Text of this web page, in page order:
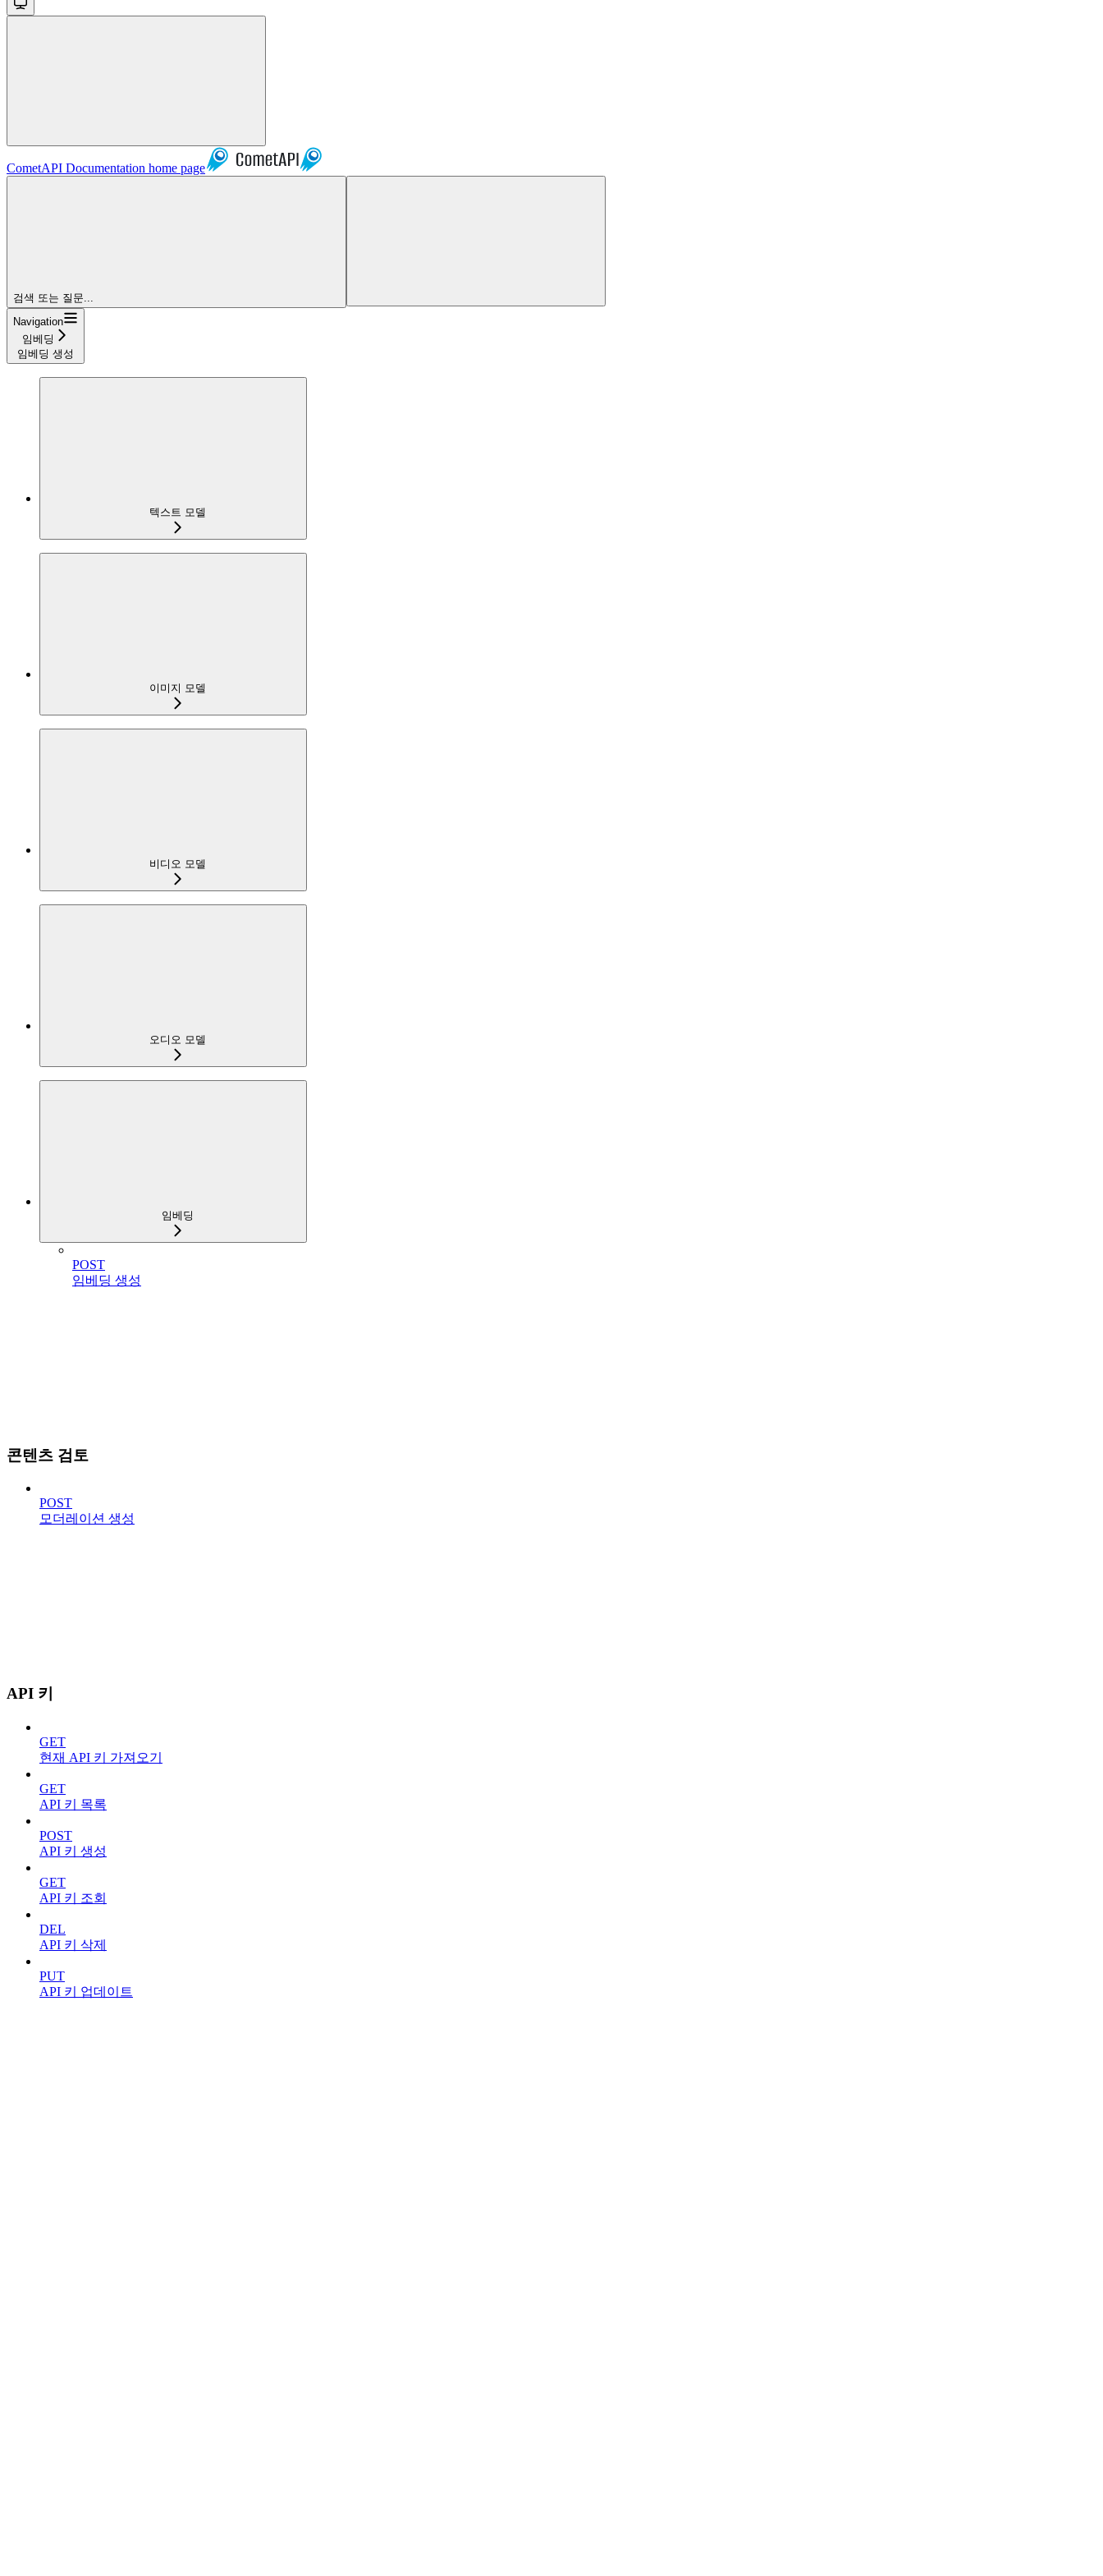
CometAPI Documentation home page
검색 또는 질문...
Navigation
임베딩
임베딩 생성
텍스트 모델
이미지 모델
비디오 모델
오디오 모델
임베딩
POST
임베딩 생성
콘텐츠 검토
POST
모더레이션 생성
API 키
GET
현재 API 키 가져오기
GET
API 키 목록
POST
API 키 생성
GET
API 키 조회
DEL
API 키 삭제
PUT
API 키 업데이트